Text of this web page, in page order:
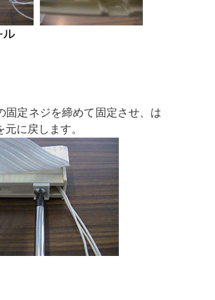
固定ネジを締めて固定させ、は
に戻します。